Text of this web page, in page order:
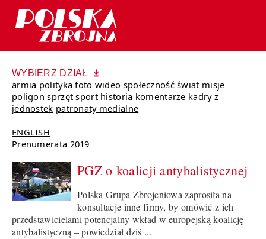
WYBIERZ DZIAŁ
armia polityka foto wideo społeczność świat misje
poligon sprzęt sport historia komentarze kadry z
jednostek patronaty medialne
ENGLISH
Prenumerata 2019
PGZ o koalicji antybalistycznej
Polska Grupa Zbrojeniowa zaprosiła na
konsultacje inne firmy, by omówić z ich
przedstawicielami potencjalny wkład w europejską koalicję
antybalistyczną – powiedział dziś ...